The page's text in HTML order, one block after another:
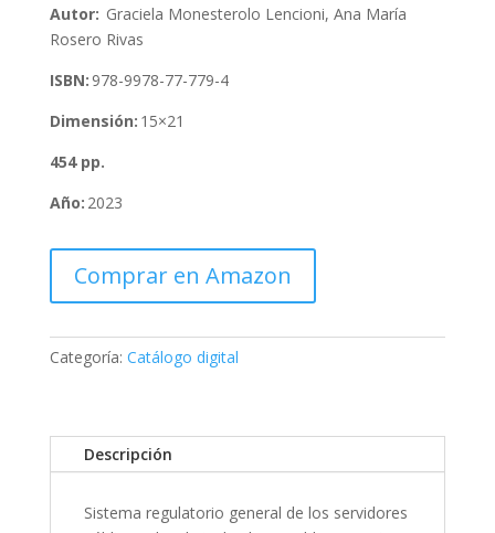
Autor: Graciela Monesterolo Lencioni, Ana María
Rosero Rivas
ISBN: 978-9978-77-779-4
Dimensión: 15×21
454 pp.
Año: 2023
Comprar en Amazon
Categoría: Catálogo digital
Descripción
Sistema regulatorio general de los servidores